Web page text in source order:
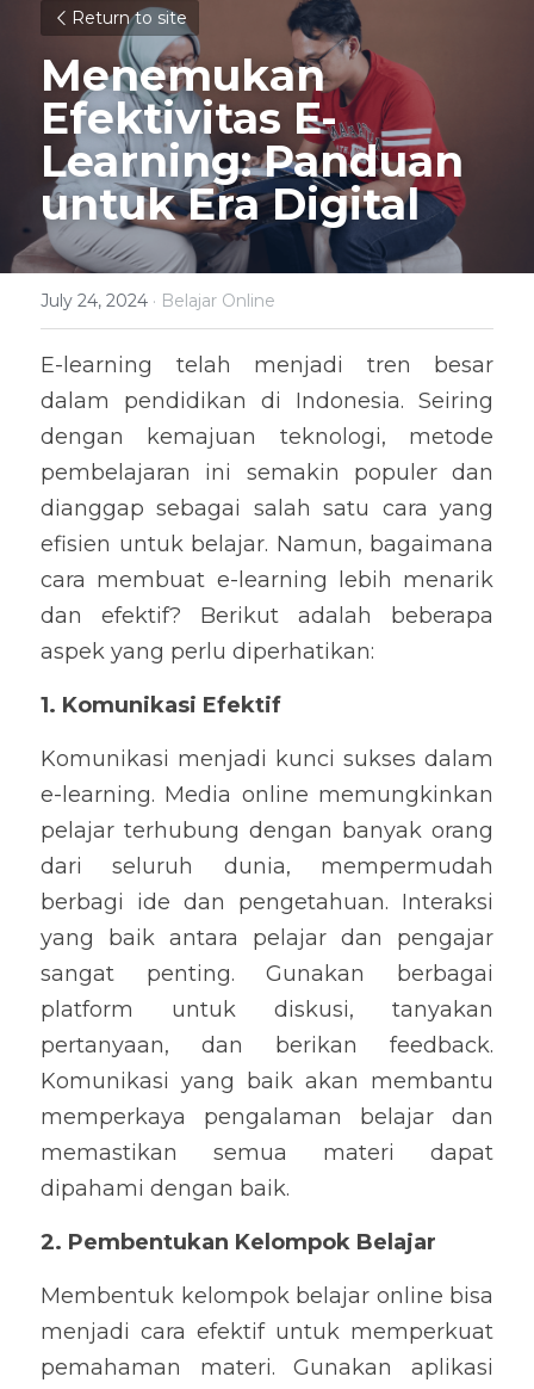
Return to site
Menemukan
Efektivitas E-
Learning: Panduan
untuk Era Digital
July 24, 2024 · Belajar Online
E-learning telah menjadi tren besar
dalam pendidikan di Indonesia. Seiring
dengan kemajuan teknologi, metode
pembelajaran ini semakin populer dan
dianggap sebagai salah satu cara yang
efisien untuk belajar. Namun, bagaimana
cara membuat e-learning lebih menarik
dan efektif? Berikut adalah beberapa
aspek yang perlu diperhatikan:
1. Komunikasi Efektif
Komunikasi menjadi kunci sukses dalam
e-learning. Media online memungkinkan
pelajar terhubung dengan banyak orang
dari seluruh dunia, mempermudah
berbagi ide dan pengetahuan. Interaksi
yang baik antara pelajar dan pengajar
sangat penting. Gunakan berbagai
platform untuk diskusi, tanyakan
pertanyaan, dan berikan feedback.
Komunikasi yang baik akan membantu
memperkaya pengalaman belajar dan
memastikan semua materi dapat
dipahami dengan baik.
2. Pembentukan Kelompok Belajar
Membentuk kelompok belajar online bisa
menjadi cara efektif untuk memperkuat
pemahaman materi. Gunakan aplikasi